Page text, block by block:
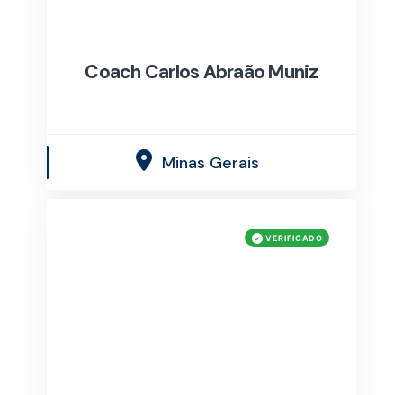
Coach Carlos Abraão Muniz
Minas Gerais